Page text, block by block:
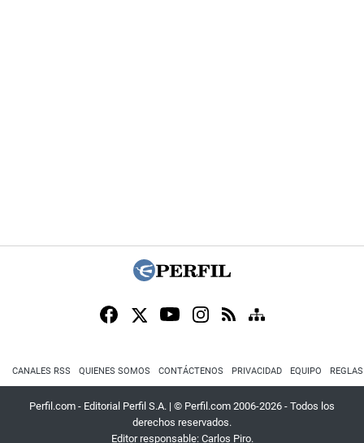
CANALES RSS QUIENES SOMOS CONTÁCTENOS PRIVACIDAD EQUIPO
Perfil.com - Editorial Perfil S.A. | © Perfil.com 2006-2026 - Todos los
derechos reservados.
Editor responsable: Carlos Piro.